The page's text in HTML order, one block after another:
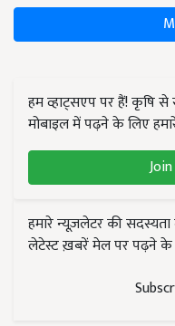
हम व्हाट्सएप पर हैं! कृषि
मोबाइल में पढ़ने के लिए
हमारे न्यूज़लेटर की
लेटेस्ट ख़बरें मेल पर पढ़ने के